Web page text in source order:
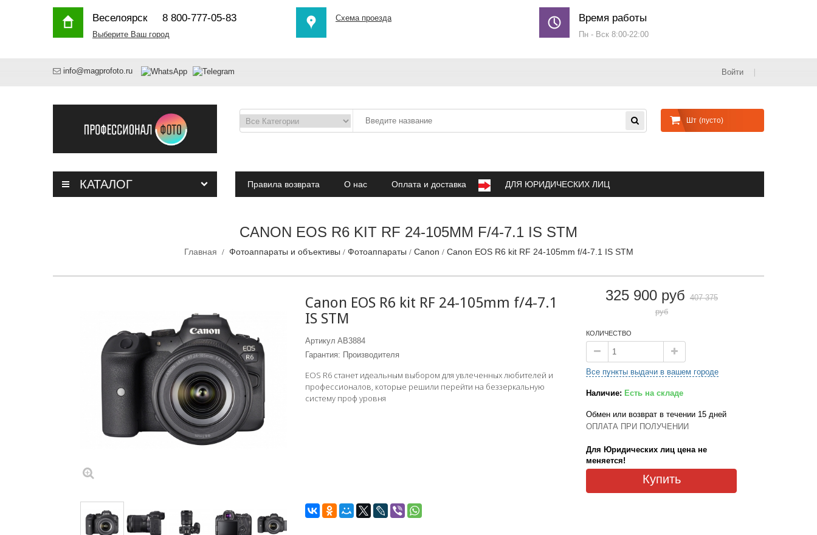
Веселоярск8 800-777-05-83
Выберите Ваш город
Схема проезда Время работы
Пн - Вск 8:00-22:00
info@magprofoto.ru Войти
Шт (пусто)
КАТАЛОГ Правила возврата О нас Оплата и доставка ДЛЯ ЮРИДИЧЕСКИХ ЛИЦ
CANON EOS R6 KIT RF 24-105MM F/4-7.1 IS STM
Главная Фотоаппараты и объективы Фотоаппараты Canon Canon EOS R6 kit RF 24-105mm f/4-7.1 IS STM
Canon EOS R6 kit RF 24-105mm f/4-7.1
IS STM
Артикул AB3884
Гарантия: Производителя
EOS R6 станет идеальным выбором для увлеченных любителей и
профессионалов, которые решили перейти на беззеркальную
систему проф уровня
325 900 руб 407 375
руб
КОЛИЧЕСТВО
Все пункты выдачи в вашем городе
Наличие: Есть на складе
Обмен или возврат в течении 15 дней
ОПЛАТА ПРИ ПОЛУЧЕНИИ
Для Юридических лиц цена не
меняется!
Купить